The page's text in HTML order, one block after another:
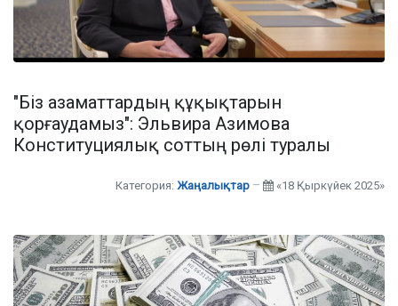
"Біз азаматтардың құқықтарын
қорғаудамыз": Эльвира Азимова
Конституциялық соттың рөлі туралы
Категория: Жаңалықтар «18 Қыркүйек 2025»